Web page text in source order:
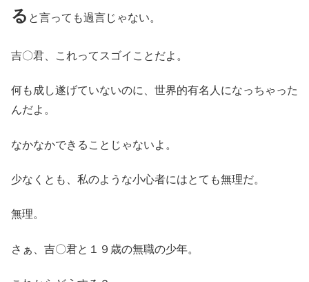
る と言っても過言じゃない。
吉〇君、これってスゴイことだよ。
何も成し遂げていないのに、世界的有名人になっちゃった
んだよ。
なかなかできることじゃないよ。
少なくとも、私のような小心者にはとても無理だ。
無理。
さぁ、吉〇君と１９歳の無職の少年。